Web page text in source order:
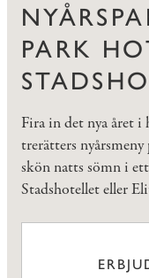
PARK
Fira in det nya året
trerätters
skön natts sömn i
Stadshotellet eller